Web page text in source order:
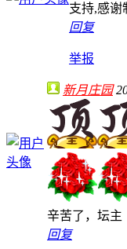
支持,感谢
回复
举报
新月庄园
辛苦了，坛主
回复